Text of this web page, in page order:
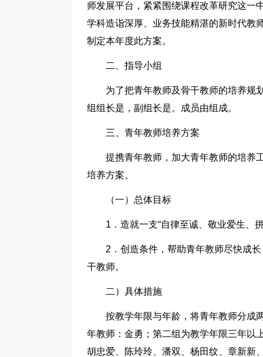
师发展平台，紧紧围绕课程改革研究这一
学科造诣深厚、业务技能精湛的新时代教
制定本年度此方案。
二、指导小组
为了把青年教师及骨干教师的培养规
组组长是，副组长是。成员由组成。
三、青年教师培养方案
提携青年教师，加大青年教师的培养
培养方案。
（一）总体目标
1．造就一支“自律至诚、敬业爱生、
2．创造条件，帮助青年教师尽快成
干教师。
二）具体措施
按教学年限与年龄，将青年教师分成
年教师：金勇；第二组为教学年限三年以
胡忠爱、陈玲玲、潘双、杨田纹、章新新